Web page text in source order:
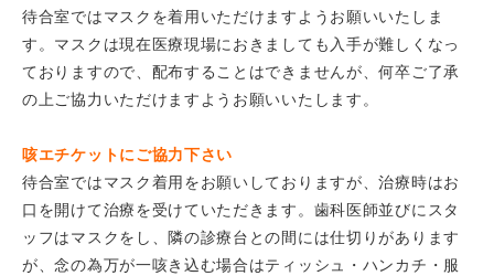
待合室ではマスクを着用いただけますようお願いいたしま
す。マスクは現在医療現場におきましても入手が難しくなっ
ておりますので、配布することはできませんが、何卒ご了承
の上ご協力いただけますようお願いいたします。
咳エチケットにご協力下さい
待合室ではマスク着用をお願いしておりますが、治療時はお
口を開けて治療を受けていただきます。歯科医師並びにスタ
ッフはマスクをし、隣の診療台との間には仕切りがあります
が、念の為万が一咳き込む場合はティッシュ・ハンカチ・服